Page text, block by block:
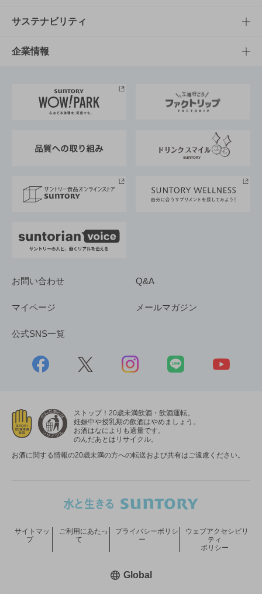
商品発売情報
栄養成分一覧
キャンペーン
工場見学
地域情報
文化・スポーツTOP
サントリーホール
サントリーサンバーズ大阪
サステナビリティ
サステナビリティTOP
サントリーが考えるサステナビリティ経営
企業情報
企業概要
採用情報
お問い合わせ Q&A
マイページ メールマガジン
公式SNS一覧
ストップ！20歳未満飲酒・飲酒運転。
妊娠中や授乳期の飲酒はやめましょう。
お酒はなによりも適量です。
のんだあとはリサイクル。
お酒に関する情報の20歳未満の方への転送および共有はご遠慮ください。
サイトマッ
プ
ご利用にあたっ
て
プライバシーポリシ
ー
ウェブアクセシビリ
ティ
ポリシー
Global新しいウィンドウで開く